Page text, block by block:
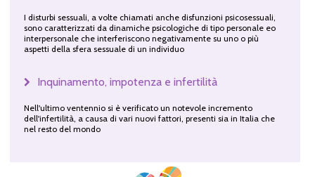
I disturbi sessuali, a volte chiamati anche disfunzioni psicosessuali,
sono caratterizzati da dinamiche psicologiche di tipo personale eo
interpersonale che interferiscono negativamente su uno o più
aspetti della sfera sessuale di un individuo
Inquinamento, impotenza e infertilità
Nell'ultimo ventennio si è verificato un notevole incremento
dell'infertilità, a causa di vari nuovi fattori, presenti sia in Italia che
nel resto del mondo